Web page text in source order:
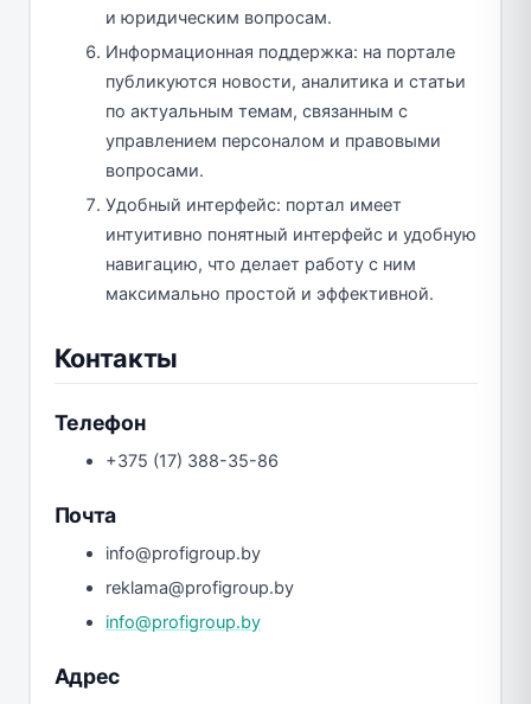
и юридическим вопросам.
Информационная поддержка: на портале
публикуются новости, аналитика и статьи
по актуальным темам, связанным с
управлением персоналом и правовыми
вопросами.
Удобный интерфейс: портал имеет
интуитивно понятный интерфейс и удобную
навигацию, что делает работу с ним
максимально простой и эффективной.
Контакты
Телефон
+375 (17) 388-35-86
Почта
info@profigroup.by
reklama@profigroup.by
info@profigroup.by
Адрес